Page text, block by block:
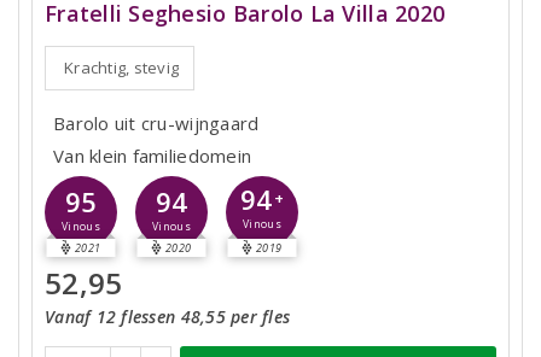
Fratelli Seghesio Barolo La Villa 2020
Krachtig, stevig
Barolo uit cru-wijngaard
Van klein familiedomein
95
Vinous
2021
94
Vinous
2020
94+
Vinous
2019
52,95
Vanaf 12 flessen 48,55 per fles